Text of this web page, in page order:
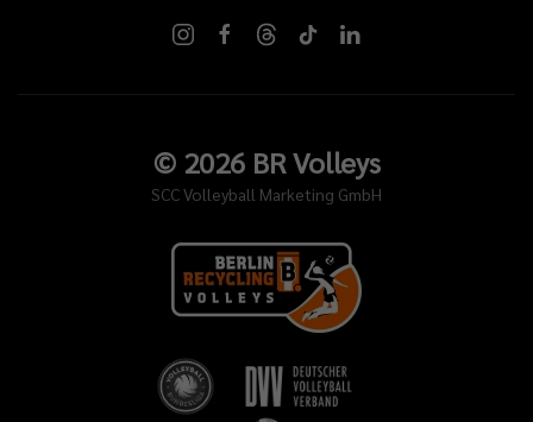
© 2026BR Volleys
SCC Volleyball Marketing GmbH